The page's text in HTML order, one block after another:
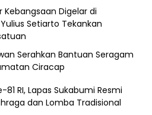
Kebangsaan Digelar di
Setiarto Tekankan
Serahkan Bantuan Seragam
Ciracap
81 RI, Lapas Sukabumi Resmi
dan Lomba Tradisional